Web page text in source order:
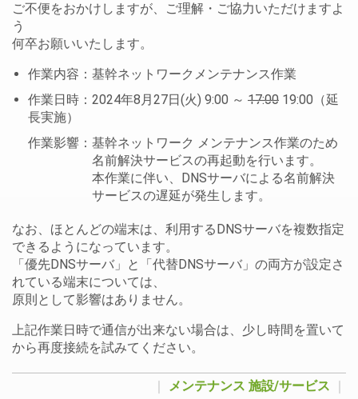
ご不便をおかけしますが、ご理解・ご協力いただけますよ
う
何卒お願いいたします。
作業内容：基幹ネットワークメンテナンス作業
作業日時：2024年8月27日(火) 9:00 ～ 17:00 19:00（延
長実施）
作業影響：基幹ネットワーク メンテナンス作業のため
名前解決サービスの再起動を行います。
本作業に伴い、DNSサーバによる名前解決
サービスの遅延が発生します。
なお、ほとんどの端末は、利用するDNSサーバを複数指定
できるようになっています。
「優先DNSサーバ」と「代替DNSサーバ」の両方が設定さ
れている端末については、
原則として影響はありません。
上記作業日時で通信が出来ない場合は、少し時間を置いて
から再度接続を試みてください。
メンテナンス 施設/サービス